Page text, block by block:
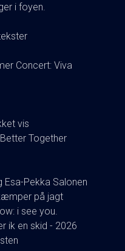
i foyen.
Concert: Viva
vis
Together
Pekka Salonen
på jagt
i see you.
ik en skid - 2026